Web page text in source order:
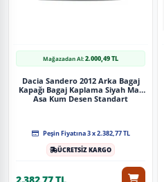
Mağazadan Al:2.000,49 TL
Dacia Sandero 2012 Arka Bagaj
Kapağı Bagaj Kaplama Siyah Mat
Asa Kum Desen Standart
Peşin Fiyatına 3 x 2.382,77 TL
ÜCRETSİZ KARGO